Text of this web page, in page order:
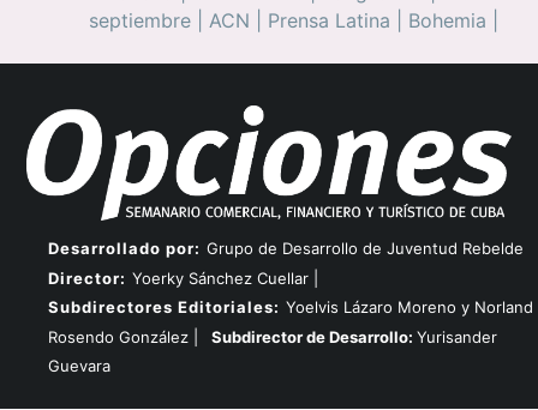
septiembre| ACN Prensa Latina Bohemia
Desarrollado por: Grupo de Desarrollo de Juventud Rebelde
Director: Yoerky Sánchez Cuellar |
Subdirectores Editoriales: Yoelvis Lázaro Moreno y Norland
Rosendo González |
Subdirector de Desarrollo: Yurisander
Guevara